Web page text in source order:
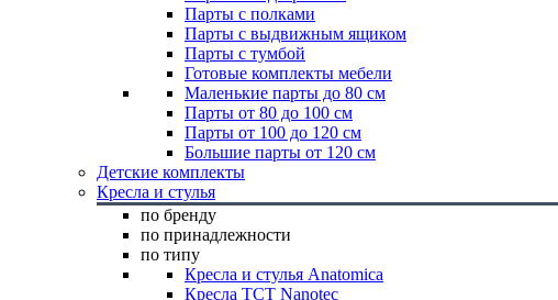
Парты с полками
Парты с выдвижным ящиком
Парты с тумбой
Готовые комплекты мебели
Маленькие парты до 80 см
Парты от 80 до 100 см
Парты от 100 до 120 см
Большие парты от 120 см
Детские комплекты
Кресла и стулья
по бренду
по принадлежности
по типу
Кресла и стулья Anatomica
Кресла TCT Nanotec